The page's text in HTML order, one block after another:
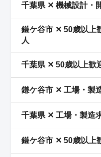
千葉県 ✕ 機械設計・
鎌ケ谷市 ✕ 50歳以上
人
千葉県 ✕ 50歳以上歓
鎌ケ谷市 ✕ 工場・製
千葉県 ✕ 工場・製造
鎌ケ谷市 ✕ 50歳以上